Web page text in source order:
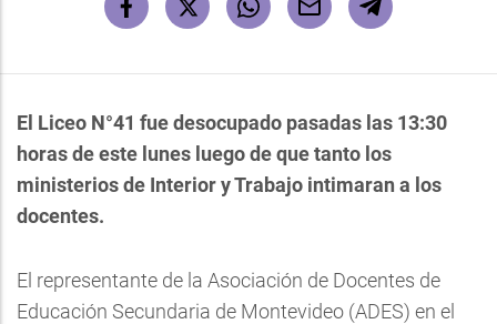
El Liceo N°41 fue desocupado pasadas las 13:30
horas de este lunes luego de que tanto los
ministerios de Interior y Trabajo intimaran a los
docentes.
El representante de la Asociación de Docentes de
Educación Secundaria de Montevideo (ADES) en el